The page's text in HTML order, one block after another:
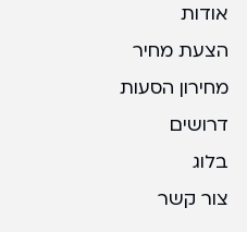
אודות
הצעת מחיר
מחירון הסעות
דרושים
בלוג
צור קשר